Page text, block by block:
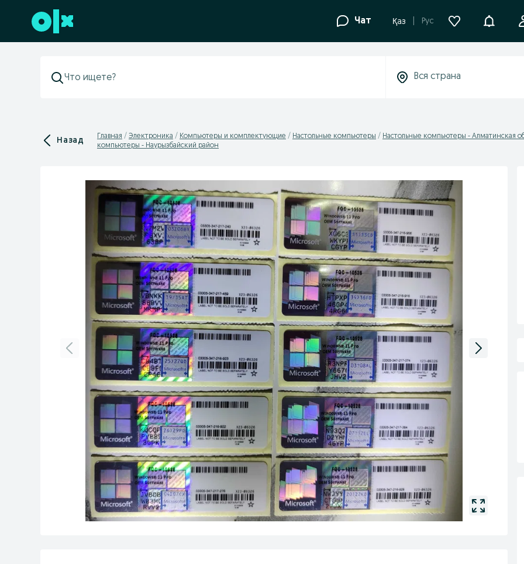
Перейти к нижнему колонтитулу Чат Қаз Рус
Назад Главная Электроника Компьютеры и комплектующие Настольные компьютеры Настольные компьютеры - Алматинская
компьютеры - Наурызбайский район